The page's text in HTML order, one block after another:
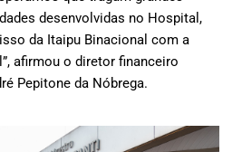
desenvolvidas no Hospital,
da Itaipu Binacional com a
afirmou o diretor financeiro
Pepitone da Nóbrega.